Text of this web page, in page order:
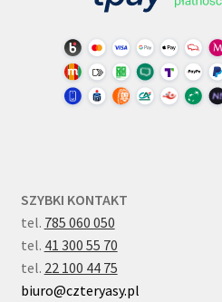
SZYBKI KONTAKT
tel. 785 060 050
tel. 41 300 55 70
tel. 22 100 44 75
biuro@czteryasy.pl